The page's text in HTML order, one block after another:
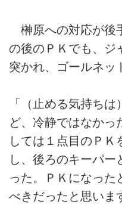
榊原への対応が後
の後のＰＫでも、ジ
突かれ、ゴールネッ
「（止める気持ち
ど、冷静ではなかっ
しては１点目のＰＫ
し、後ろのキーパ
った。ＰＫになった
べきだったと思いま